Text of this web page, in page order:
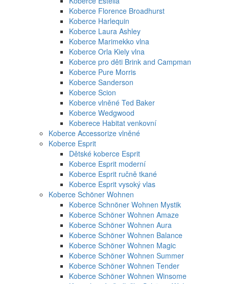
Koberce Florence Broadhurst
Koberce Harlequin
Koberce Laura Ashley
Koberce Marimekko vlna
Koberce Orla Kiely vlna
Koberce pro děti Brink and Campman
Koberce Pure Morris
Koberce Sanderson
Koberce Scion
Koberce vlněné Ted Baker
Koberce Wedgwood
Koberece Habitat venkovní
Koberce Accessorize vlněné
Koberce Esprit
Dětské koberce Esprit
Koberce Esprit moderní
Koberce Esprit ručně tkané
Koberce Esprit vysoký vlas
Koberce Schöner Wohnen
Koberce Schnöner Wohnen Mystik
Koberce Schöner Wohnen Amaze
Koberce Schöner Wohnen Aura
Koberce Schöner Wohnen Balance
Koberce Schöner Wohnen Magic
Koberce Schöner Wohnen Summer
Koberce Schöner Wohnen Tender
Koberce Schöner Wohnen Winsome